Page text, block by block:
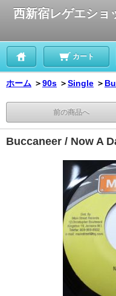
西新宿レゲエショ
カート
ホーム ＞90s ＞Single ＞
前の商品へ
Buccaneer / Now A